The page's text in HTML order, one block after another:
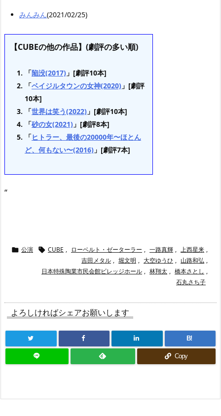
みんみん(2021/02/25)
【CUBEの他の作品】(劇評の多い順)
「陥没(2017) 」[劇評10本]
「ベイジルタウンの女神(2020) 」[劇評
10本]
「世界は笑う(2022) 」[劇評10本]
「砂の女(2021) 」[劇評8本]
「ヒトラー、最後の20000年〜ほとん
ど、何もない〜(2016) 」[劇評7本]
“
 公演  CUBE , ローベルト・ゼーターラー , 一路真輝 , 上西星来 ,
吉田メタル , 堀文明 , 大空ゆうひ , 山路和弘 ,
日本特殊陶業市民会館ビレッジホール , 林翔太 , 橋本さとし ,
石丸さち子
よろしければシェアお願いします
B!
Copy